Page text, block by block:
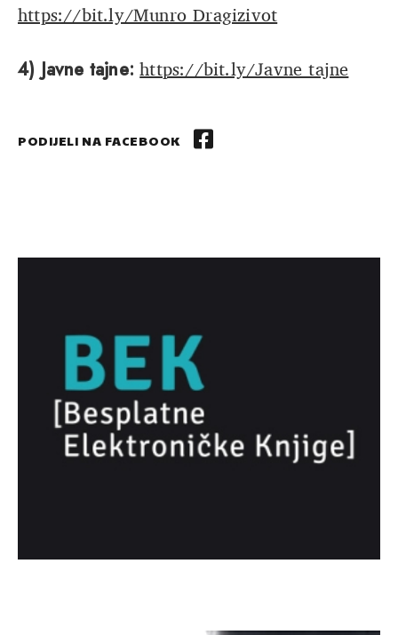
https://bit.ly/Munro_Dragizivot
4) Javne tajne: https://bit.ly/Javne_tajne
PODIJELI NA FACEBOOK